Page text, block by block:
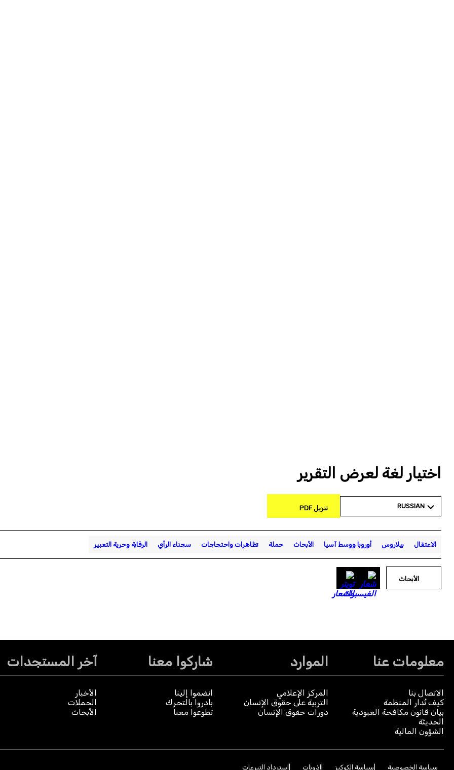
اختيار لغة لعرض التقرير
RUSSIAN تنزيل PDF
الاعتقال بيلاروس أوروبا ووسط آسيا الأبحاث حملة تظاهرات واحتجاجات سجناء الرأي الرقابة وحرية التعبير
الأبحاث
معلومات عنا
الاتصال بنا
كيف تُدار المنظمة
بيان قانون مكافحة العبودية
الحديثة
الشؤون المالية
الموارد
المركز الإعلامي
التربية على حقوق الإنسان
دورات حقوق الإنسان
شاركوا معنا
انضموا إلينا
بادروا بالتحرك
تطوعوا معنا
آخر المستجدات
الأخبار
الحملات
الأبحاث
سياسة الخصوصية سياسة الكوكيز أذونات استرداد التبرعات